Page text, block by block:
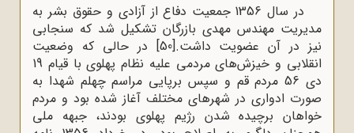
در سال 1356 جمعیت دفاع از آزادی و حقوق بشر به
مدیریت مهندس مهدی بازرگان تشکیل شد که سنجابی
نیز در آن عضویت داشت.[50]
در حالی که وضعیت
انقلابى و خیزش‌هاى مردمى علیه نظام پهلوى با قیام 19
دى 56 مردم قم و سپس برپایى مراسم چهلم شهدا به
صورت ادوارى در شهرهاى مختلف آغاز شده بود و مردم
خواهان برچیده شدن رژیم پهلوی بودند، جبهه ملی